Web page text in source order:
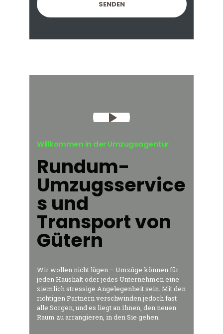
Willkommen in der Umzugsagentur
Rundum-
Umzugsservice
s und
Transport von
Gütern
Wir wollen nicht lügen – Umzüge können für
jeden Haushalt oder jedes Unternehmen eine
ziemlich stressige Angelegenheit sein. Mit den
richtigen Partnern verschwinden jedoch fast
alle Sorgen, und es liegt an Ihnen, den neuen
Raum zu arrangieren, in den Sie gehen.